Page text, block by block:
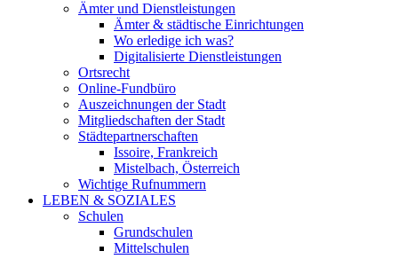
Ämter und Dienstleistungen
Ämter & städtische Einrichtungen
Wo erledige ich was?
Digitalisierte Dienstleistungen
Ortsrecht
Online-Fundbüro
Auszeichnungen der Stadt
Mitgliedschaften der Stadt
Städtepartnerschaften
Issoire, Frankreich
Mistelbach, Österreich
Wichtige Rufnummern
LEBEN & SOZIALES
Schulen
Grundschulen
Mittelschulen